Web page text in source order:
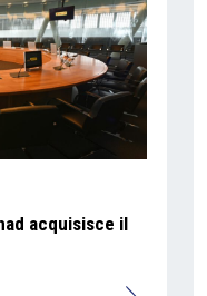
acquisisce il